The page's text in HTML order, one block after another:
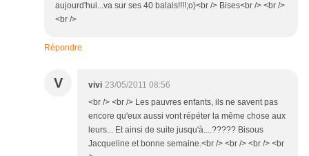
aujourd'hui...va sur ses 40 balais!!!!;o)<br /> Bises<br /> <br />
<br />
Répondre
V vivi 23/05/2011 08:56
<br /> <br /> Les pauvres enfants, ils ne savent pas
encore qu'eux aussi vont répéter la même chose aux
leurs... Et ainsi de suite jusqu'à....????? Bisous
Jacqueline et bonne semaine.<br /> <br /> <br /> <br